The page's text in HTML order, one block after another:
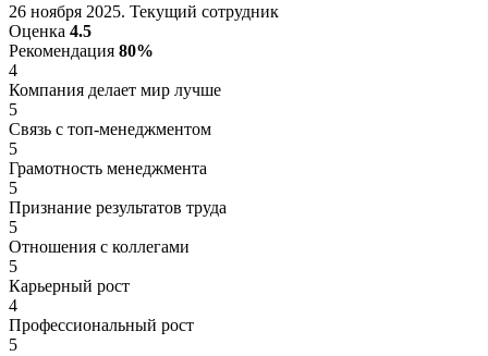
26 ноября 2025. Текущий сотрудник
Оценка 4.5
Рекомендация 80%
4
Компания делает мир лучше
5
Связь с топ-менеджментом
5
Грамотность менеджмента
5
Признание результатов труда
5
Отношения с коллегами
5
Карьерный рост
4
Профессиональный рост
5